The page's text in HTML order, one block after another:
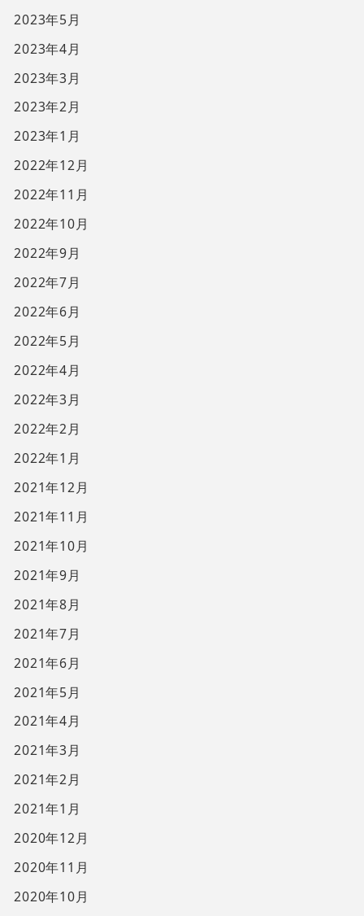
2023年5月
2023年4月
2023年3月
2023年2月
2023年1月
2022年12月
2022年11月
2022年10月
2022年9月
2022年7月
2022年6月
2022年5月
2022年4月
2022年3月
2022年2月
2022年1月
2021年12月
2021年11月
2021年10月
2021年9月
2021年8月
2021年7月
2021年6月
2021年5月
2021年4月
2021年3月
2021年2月
2021年1月
2020年12月
2020年11月
2020年10月